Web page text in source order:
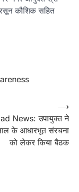
कौशिक सहित
News: उपायुक्त ने
के आधारभूत संरचना
को लेकर किया बैठक
⟶